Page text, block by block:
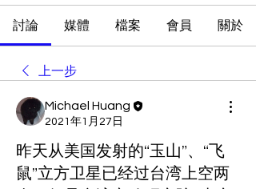
討論 媒體 檔案 會員 關於
上一步
Michael Huang
2021年1月27日
昨天从美国发射的“玉山”、“飞
鼠”立方卫星已经过台湾上空两